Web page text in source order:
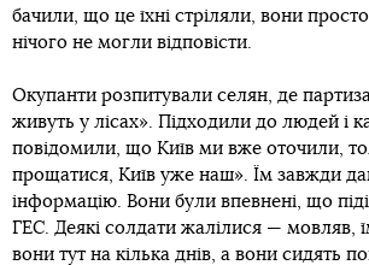
бачили, що це їхні стріляли, вони
нічого не могли відповісти.
Окупанти розпитували селян, де
живуть у лісах». Підходили до людей і
повідомили, що Київ ми вже оточили,
прощатися, Київ уже наш». Їм завжди
інформацію. Вони були впевнені, що
ГЕС. Деякі солдати жалілися — мовляв,
вони тут на кілька днів, а вони сидять